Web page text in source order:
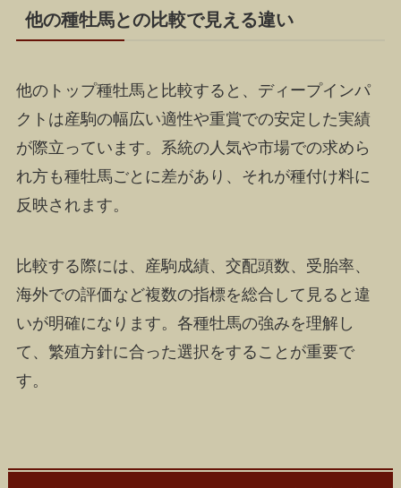
他の種牡馬との比較で見える違い
他のトップ種牡馬と比較すると、ディープインパ
クトは産駒の幅広い適性や重賞での安定した実績
が際立っています。系統の人気や市場での求めら
れ方も種牡馬ごとに差があり、それが種付け料に
反映されます。
比較する際には、産駒成績、交配頭数、受胎率、
海外での評価など複数の指標を総合して見ると違
いが明確になります。各種牡馬の強みを理解し
て、繁殖方針に合った選択をすることが重要で
す。